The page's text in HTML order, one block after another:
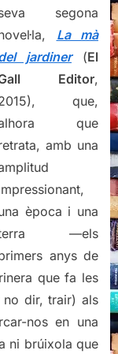
segona
La mà
jardiner(El
Editor,
que,
que
amb una
època i una
—els
anys de
que fa les
no dir, trair) als
nos en una
ni brúixola que